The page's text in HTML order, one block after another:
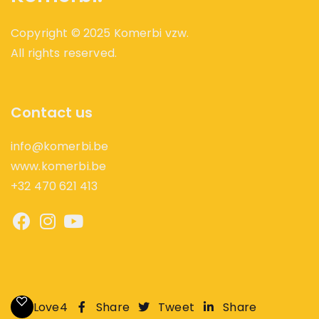
Copyright © 2025 Komerbi vzw.
All rights reserved.
Contact us
info@komerbi.be
www.komerbi.be
+32 470 621 413
Love4 Share Tweet Share